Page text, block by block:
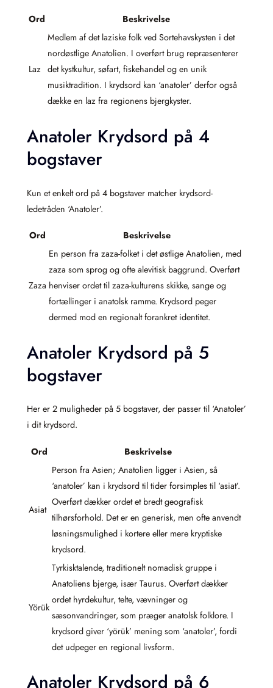
Ord Beskrivelse
Laz
Medlem af det laziske folk ved Sortehavskysten i det
nordøstlige Anatolien. I overført brug repræsenterer
det kystkultur, søfart, fiskehandel og en unik
musiktradition. I krydsord kan ‘anatoler’ derfor også
dække en laz fra regionens bjergkyster.
Anatoler Krydsord på 4
bogstaver
Kun et enkelt ord på 4 bogstaver matcher krydsord-
ledetråden ‘Anatoler’.
Ord Beskrivelse
Zaza
En person fra zaza-folket i det østlige Anatolien, med
zaza som sprog og ofte alevitisk baggrund. Overført
henviser ordet til zaza-kulturens skikke, sange og
fortællinger i anatolsk ramme. Krydsord peger
dermed mod en regionalt forankret identitet.
Anatoler Krydsord på 5
bogstaver
Her er 2 muligheder på 5 bogstaver, der passer til ‘Anatoler’
i dit krydsord.
Ord Beskrivelse
Asiat
Person fra Asien; Anatolien ligger i Asien, så
‘anatoler’ kan i krydsord til tider forsimples til ‘asiat’.
Overført dækker ordet et bredt geografisk
tilhørsforhold. Det er en generisk, men ofte anvendt
løsningsmulighed i kortere eller mere kryptiske
krydsord.
Yörük
Tyrkisktalende, traditionelt nomadisk gruppe i
Anatoliens bjerge, især Taurus. Overført dækker
ordet hyrdekultur, telte, vævninger og
sæsonvandringer, som præger anatolsk folklore. I
krydsord giver ‘yörük’ mening som ‘anatoler’, fordi
det udpeger en regional livsform.
Anatoler Krydsord på 6